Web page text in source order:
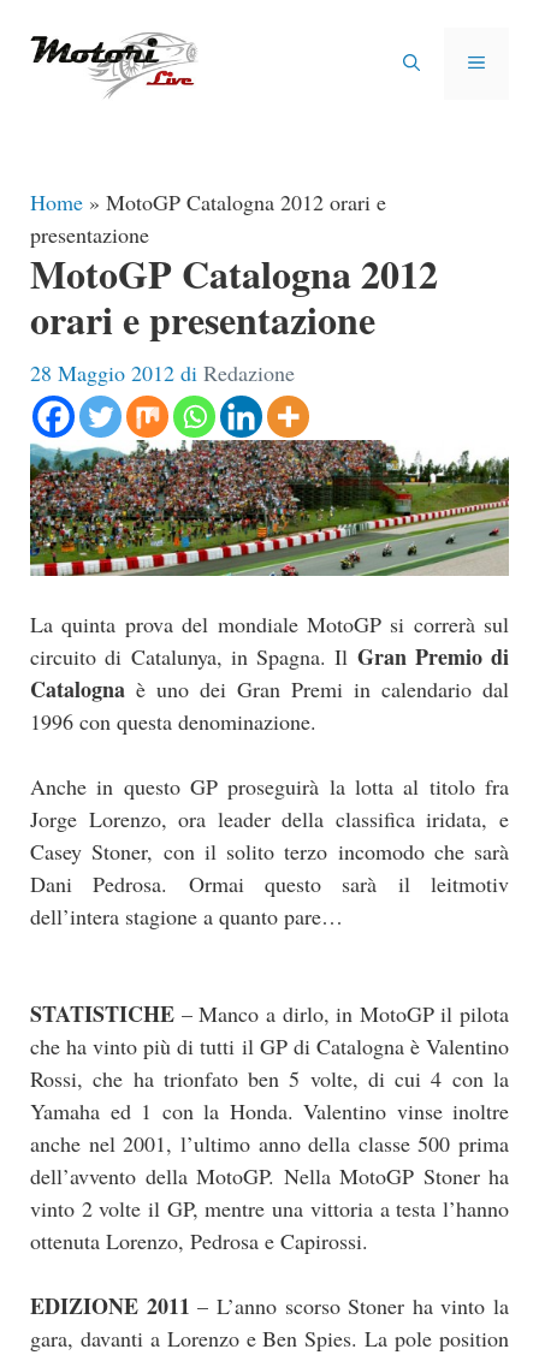
MENU
Home » MotoGP Catalogna 2012 orari e
presentazione
MotoGP Catalogna 2012
orari e presentazione
28 Maggio 2012 di Redazione
La quinta prova del mondiale MotoGP si correrà sul
circuito di Catalunya, in Spagna. Il Gran Premio di
Catalogna è uno dei Gran Premi in calendario dal
1996 con questa denominazione.
Anche in questo GP proseguirà la lotta al titolo fra
Jorge Lorenzo, ora leader della classifica iridata, e
Casey Stoner, con il solito terzo incomodo che sarà
Dani Pedrosa. Ormai questo sarà il leitmotiv
dell’intera stagione a quanto pare…
STATISTICHE – Manco a dirlo, in MotoGP il pilota
che ha vinto più di tutti il GP di Catalogna è Valentino
Rossi, che ha trionfato ben 5 volte, di cui 4 con la
Yamaha ed 1 con la Honda. Valentino vinse inoltre
anche nel 2001, l’ultimo anno della classe 500 prima
dell’avvento della MotoGP. Nella MotoGP Stoner ha
vinto 2 volte il GP, mentre una vittoria a testa l’hanno
ottenuta Lorenzo, Pedrosa e Capirossi.
EDIZIONE 2011 – L’anno scorso Stoner ha vinto la
gara, davanti a Lorenzo e Ben Spies. La pole position